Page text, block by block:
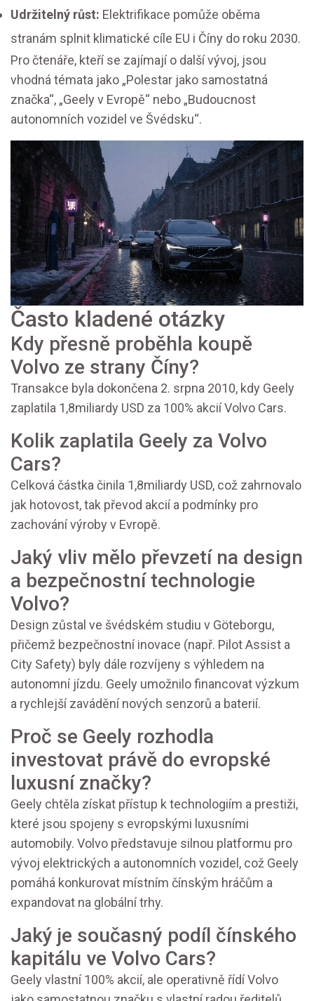
Udržitelný růst: Elektrifikace pomůže oběma
stranám splnit klimatické cíle EU i Číny do roku 2030.
Pro čtenáře, kteří se zajímají o další vývoj, jsou
vhodná témata jako „Polestar jako samostatná
značka“, „Geely v Evropě“ nebo „Budoucnost
autonomních vozidel ve Švédsku“.
Často kladené otázky
Kdy přesně proběhla koupě
Volvo ze strany Číny?
Transakce byla dokončena 2. srpna 2010, kdy Geely
zaplatila 1,8miliardy USD za 100% akcií Volvo Cars.
Kolik zaplatila Geely za Volvo
Cars?
Celková částka činila 1,8miliardy USD, což zahrnovalo
jak hotovost, tak převod akcií a podmínky pro
zachování výroby v Evropě.
Jaký vliv mělo převzetí na design
a bezpečnostní technologie
Volvo?
Design zůstal ve švédském studiu v Göteborgu,
přičemž bezpečnostní inovace (např. Pilot Assist a
City Safety) byly dále rozvíjeny s výhledem na
autonomní jízdu. Geely umožnilo financovat výzkum
a rychlejší zavádění nových senzorů a baterií.
Proč se Geely rozhodla
investovat právě do evropské
luxusní značky?
Geely chtěla získat přístup k technologiím a prestiži,
které jsou spojeny s evropskými luxusními
automobily. Volvo představuje silnou platformu pro
vývoj elektrických a autonomních vozidel, což Geely
pomáhá konkurovat místním čínským hráčům a
expandovat na globální trhy.
Jaký je současný podíl čínského
kapitálu ve Volvo Cars?
Geely vlastní 100% akcií, ale operativně řídí Volvo